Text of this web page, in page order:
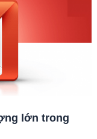
lớn trong